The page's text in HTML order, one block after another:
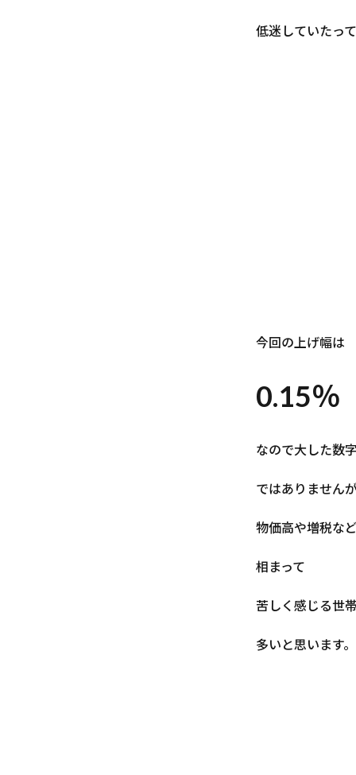
低迷していたっ
今回の上げ幅は
0.15％
なので大した数字
ではありません
物価高や増税な
相まって
苦しく感じる世
多いと思います。